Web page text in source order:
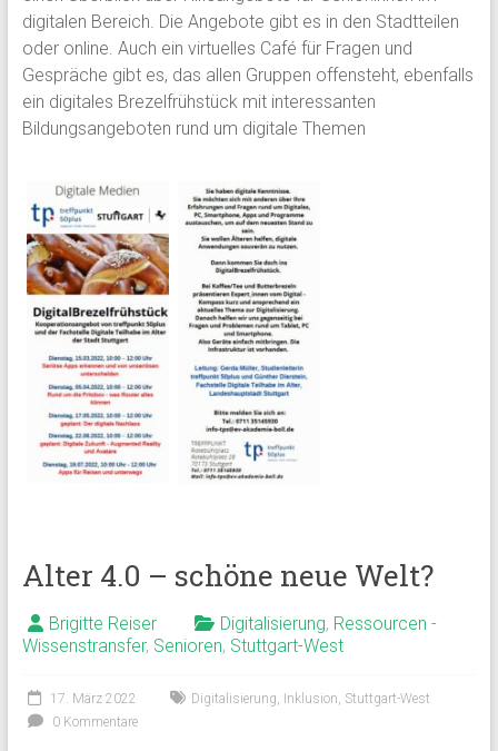
digitalen Bereich. Die Angebote gibt es in den Stadtteilen
oder online. Auch ein virtuelles Café für Fragen und
Gespräche gibt es, das allen Gruppen offensteht, ebenfalls
ein digitales Brezelfrühstück mit interessanten
Bildungsangeboten rund um digitale Themen
Alter 4.0 – schöne neue Welt?
Brigitte Reiser Digitalisierung, Ressourcen -
Wissenstransfer, Senioren, Stuttgart-West
17. März 2022 Digitalisierung Inklusion Stuttgart-West
0 Kommentare